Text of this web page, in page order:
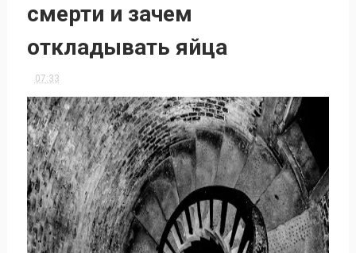
смерти и зачем
откладывать яйца
07:33